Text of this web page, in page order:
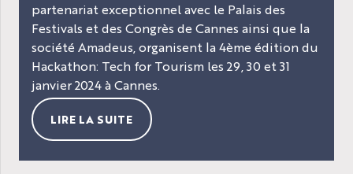
partenariat exceptionnel avec le Palais des
Festivals et des Congrès de Cannes ainsi que la
société Amadeus, organisent la 4ème édition du
Hackathon: Tech for Tourism les 29, 30 et 31
janvier 2024 à Cannes.
LIRE LA SUITE